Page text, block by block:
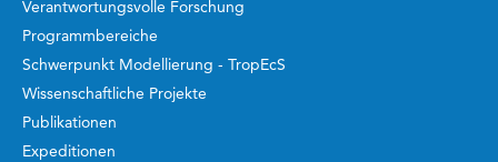
Verantwortungsvolle Forschung
Programmbereiche
Schwerpunkt Modellierung - TropEcS
Wissenschaftliche Projekte
Publikationen
Expeditionen